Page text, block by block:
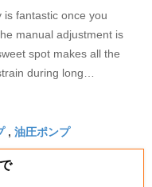
is fantastic once you
manual adjustment is
spot makes all the
during long
IPD correctly. The
and finding that
No more eye
, 油圧ポンプ